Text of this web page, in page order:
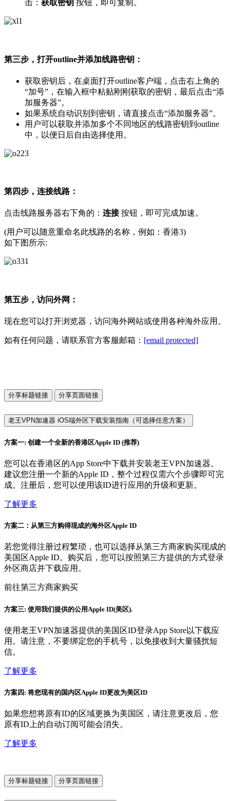
击： 获取密钥 按钮，即可复制。
第三步，打开outline并添加线路密钥：
获取密钥后，在桌面打开outline客户端，点击右上角的
“加号”，在输入框中粘贴刚刚获取的密钥，最后点击“添
加服务器”。
如果系统自动识别到密钥，请直接点击“添加服务器”。
用户可以获取并添加多个不同地区的线路密钥到outline
中，以便日后自由选择使用。
第四步，连接线路：
点击线路服务器右下角的： 连接按钮，即可完成加速。
(用户可以随意重命名此线路的名称，例如：香港3)
如下图所示:
第五步，访问外网：
现在您可以打开浏览器，访问海外网站或使用各种海外应用。
如有任何问题，请联系官方客服邮箱： [email protected]
分享标题链接 分享页面链接
老王VPN加速器 iOS端外区下载安装指南（可选择任意方案）
方案一: 创建一个全新的香港区Apple ID (推荐)
您可以在香港区的App Store中下载并安装老王VPN加速器。
建议您注册一个新的Apple ID，整个过程仅需六个步骤即可完
成。注册后，您可以使用该ID进行应用的升级和更新。
了解更多
方案二：从第三方购得现成的海外区Apple ID
若您觉得注册过程繁琐，也可以选择从第三方商家购买现成的
美国区Apple ID。购买后，您可以按照第三方提供的方式登录
外区商店并下载应用。
前往第三方商家购买
方案三: 使用我们提供的公用Apple ID(美区).
使用老王VPN加速器提供的美国区ID登录App Store以下载应
用。请注意，不要绑定您的手机号，以免接收到大量骚扰短
信。
了解更多
方案四: 将您现有的国内区Apple ID更改为美区ID
如果您想将原有ID的区域更换为美国区，请注意更改后，您
原有ID上的自动订阅可能会消失。
了解更多
分享标题链接 分享页面链接